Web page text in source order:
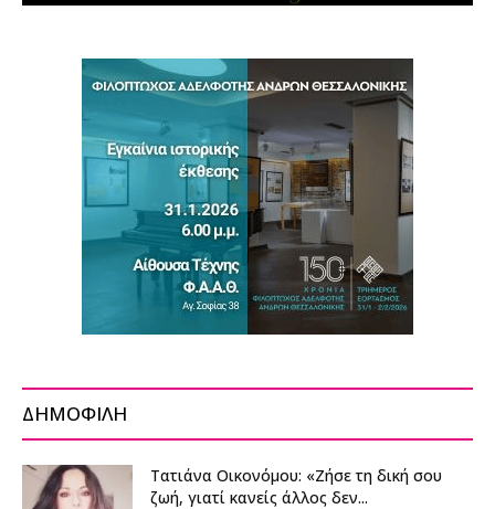
ΔΗΜΟΦΙΛΗ
Τατιάνα Οικονόμου: «Ζήσε τη δική σου
ζωή, γιατί κανείς άλλος δεν...